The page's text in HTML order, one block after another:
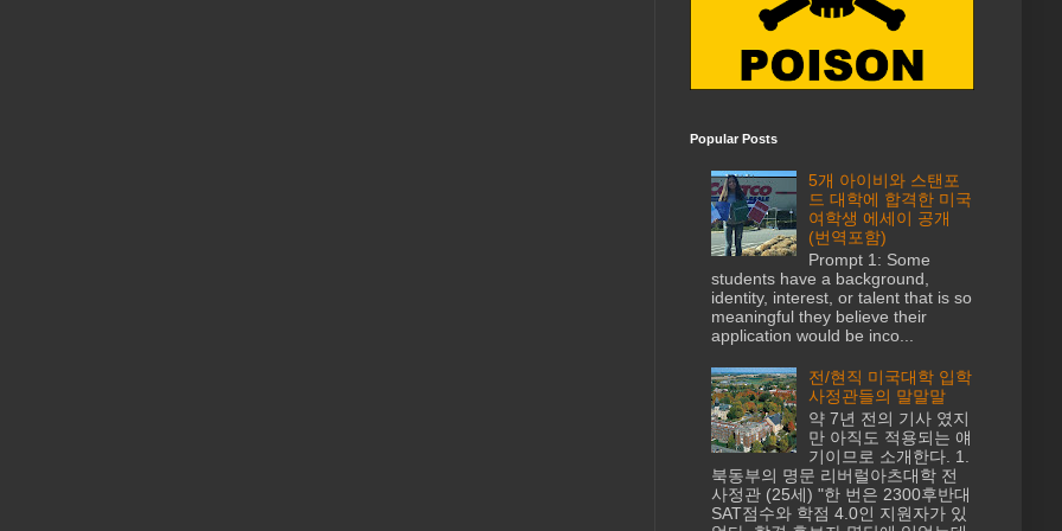
Popular Posts
5개 아이비와 스탠포
드 대학에 합격한 미국
여학생 에세이 공개
(번역포함)
Prompt 1: Some
students have a background,
identity, interest, or talent that is so
meaningful they believe their
application would be inco...
전/현직 미국대학 입학
사정관들의 말말말
약 7년 전의 기사 였지
만 아직도 적용되는 얘
기이므로 소개한다. 1.
북동부의 명문 리버럴아츠대학 전
사정관 (25세) "한 번은 2300후반대
SAT점수와 학점 4.0인 지원자가 있